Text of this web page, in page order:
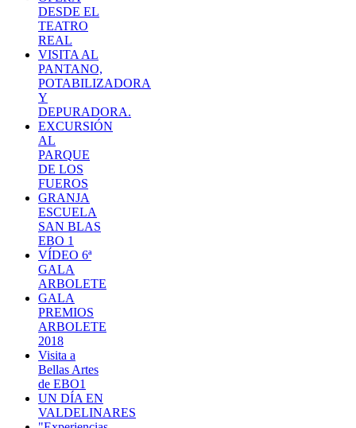
DESDE EL
TEATRO
REAL
VISITA AL
PANTANO,
POTABILIZADORA
Y
DEPURADORA.
EXCURSIÓN
AL
PARQUE
DE LOS
FUEROS
GRANJA
ESCUELA
SAN BLAS
EBO 1
VÍDEO 6ª
GALA
ARBOLETE
GALA
PREMIOS
ARBOLETE
2018
Visita a
Bellas Artes
de EBO1
UN DÍA EN
VALDELINARES